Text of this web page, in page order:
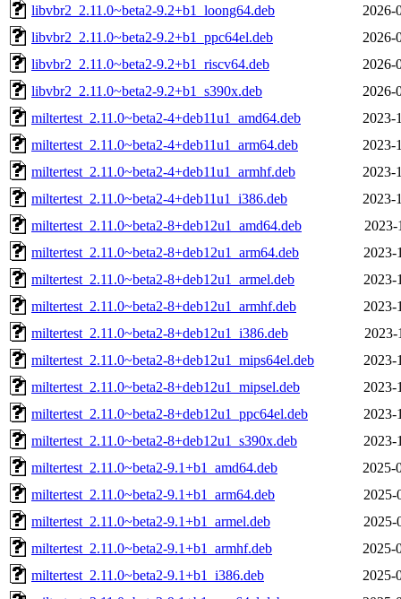
libvbr2_2.11.0~beta2-9.2+b1_loong64.deb
2026-
libvbr2_2.11.0~beta2-9.2+b1_ppc64el.deb
2026-
libvbr2_2.11.0~beta2-9.2+b1_riscv64.deb
2026-
libvbr2_2.11.0~beta2-9.2+b1_s390x.deb
2026-
miltertest_2.11.0~beta2-4+deb11u1_amd64.deb
2023-
miltertest_2.11.0~beta2-4+deb11u1_arm64.deb
2023-
miltertest_2.11.0~beta2-4+deb11u1_armhf.deb
2023-
miltertest_2.11.0~beta2-4+deb11u1_i386.deb
2023-
miltertest_2.11.0~beta2-8+deb12u1_amd64.deb
2023-
miltertest_2.11.0~beta2-8+deb12u1_arm64.deb
2023-
miltertest_2.11.0~beta2-8+deb12u1_armel.deb
2023-
miltertest_2.11.0~beta2-8+deb12u1_armhf.deb
2023-
miltertest_2.11.0~beta2-8+deb12u1_i386.deb
2023-
miltertest_2.11.0~beta2-8+deb12u1_mips64el.deb
2023-
miltertest_2.11.0~beta2-8+deb12u1_mipsel.deb
2023-
miltertest_2.11.0~beta2-8+deb12u1_ppc64el.deb
2023-
miltertest_2.11.0~beta2-8+deb12u1_s390x.deb
2023-
miltertest_2.11.0~beta2-9.1+b1_amd64.deb
2025-
miltertest_2.11.0~beta2-9.1+b1_arm64.deb
2025-
miltertest_2.11.0~beta2-9.1+b1_armel.deb
2025-
miltertest_2.11.0~beta2-9.1+b1_armhf.deb
2025-
miltertest_2.11.0~beta2-9.1+b1_i386.deb
2025-